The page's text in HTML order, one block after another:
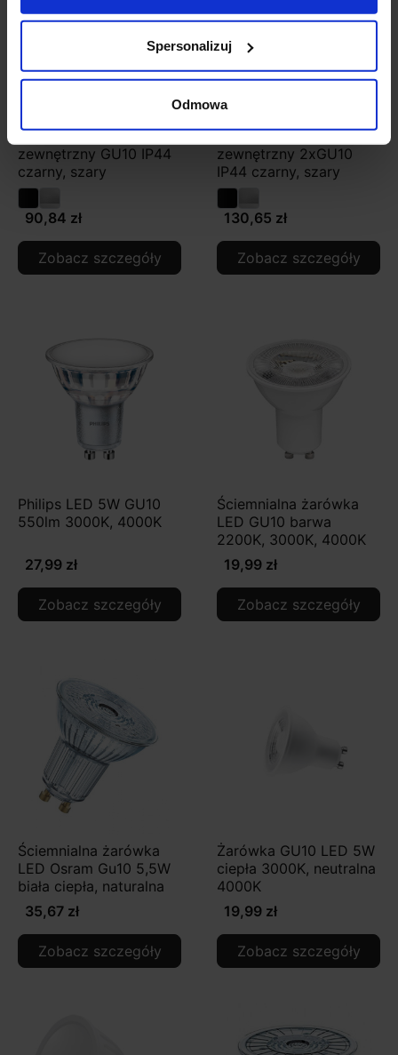
Spersonalizuj
Odmowa
Kobi QUAZAR 8 kinkiet
zewnętrzny GU10 IP44
czarny, szary
90,84 zł
Zobacz szczegóły
Kobi QUAZAR 9 kinkiet
zewnętrzny 2xGU10
IP44 czarny, szary
130,65 zł
Zobacz szczegóły
Philips LED 5W GU10
550lm 3000K, 4000K
27,99 zł
Zobacz szczegóły
Ściemnialna żarówka
LED GU10 barwa
2200K, 3000K, 4000K
19,99 zł
Zobacz szczegóły
Ściemnialna żarówka
LED Osram Gu10 5,5W
biała ciepła, naturalna
35,67 zł
Zobacz szczegóły
Żarówka GU10 LED 5W
ciepła 3000K, neutralna
4000K
19,99 zł
Zobacz szczegóły